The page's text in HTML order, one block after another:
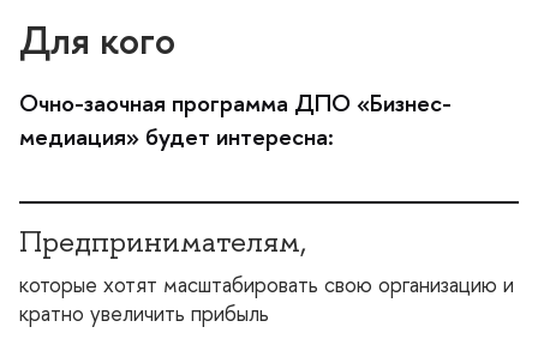
Для кого
Очно-заочная программа ДПО «Бизнес-
медиация» будет интересна:
Предпринимателям,
которые хотят масштабировать свою организацию и
кратно увеличить прибыль